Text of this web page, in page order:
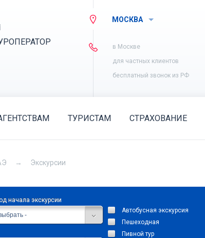
МОСКВА
в Москве
для частных клиентов
бесплатный звонок из РФ
ТУРИСТАМ СТРАХОВАНИЕ
Экскурсии
начала экскурсии
-
Автобусная экскурсия
Пешеходная
Пивной тур